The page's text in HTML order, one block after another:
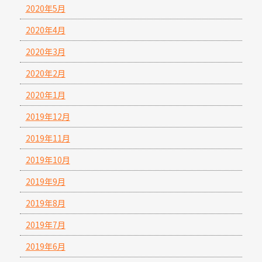
2020年5月
2020年4月
2020年3月
2020年2月
2020年1月
2019年12月
2019年11月
2019年10月
2019年9月
2019年8月
2019年7月
2019年6月